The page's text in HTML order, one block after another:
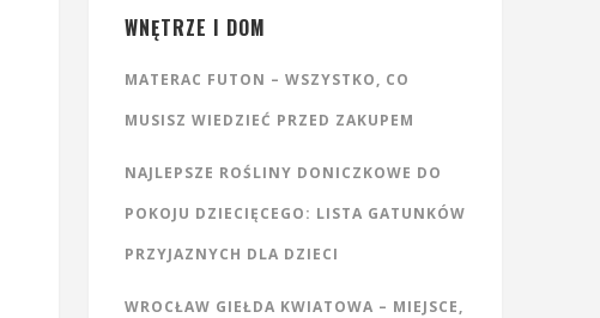
WNĘTRZE I DOM
MATERAC FUTON – WSZYSTKO, CO
MUSISZ WIEDZIEĆ PRZED ZAKUPEM
NAJLEPSZE ROŚLINY DONICZKOWE DO
POKOJU DZIECIĘCEGO: LISTA GATUNKÓW
PRZYJAZNYCH DLA DZIECI
WROCŁAW GIEŁDA KWIATOWA – MIEJSCE,